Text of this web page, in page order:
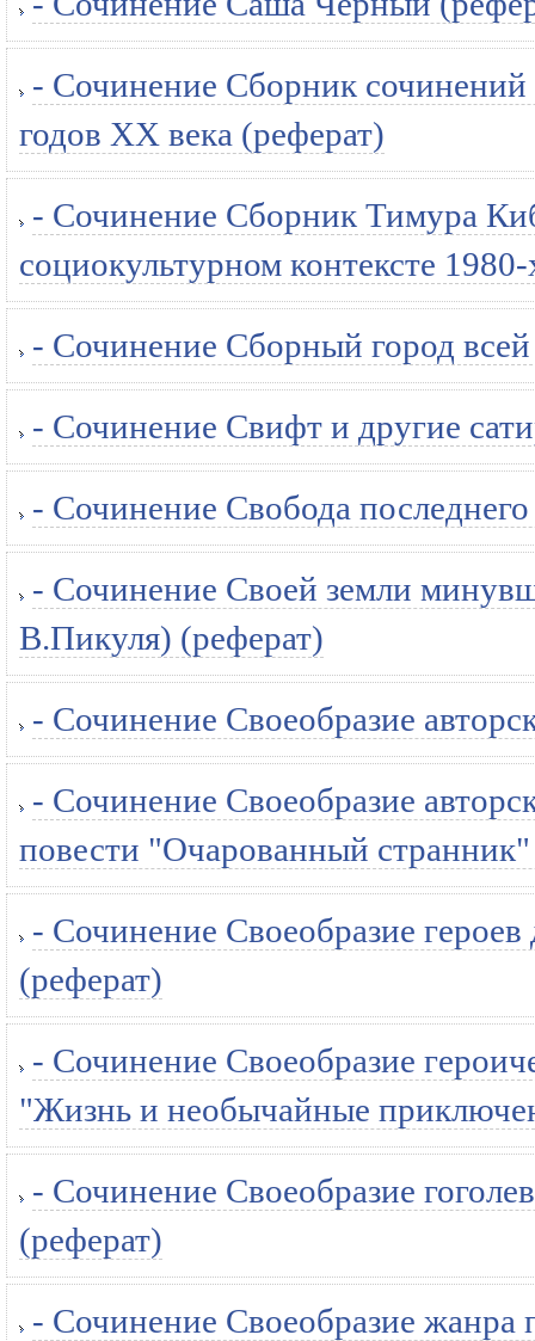
- Сочинение Сборник сочинений
годов XX века (реферат)
- Сочинение Сборник Тимура
социокультурном контексте
- Сочинение Сборный город
- Сочинение Свифт и другие
- Сочинение Свобода
- Сочинение Своей земли
В.Пикуля) (реферат)
- Сочинение Своеобразие
- Сочинение Своеобразие
повести "Очарованный
- Сочинение Своеобразие
(реферат)
- Сочинение Своеобразие
"Жизнь и необычайные
- Сочинение Своеобразие
(реферат)
- Сочинение Своеобразие